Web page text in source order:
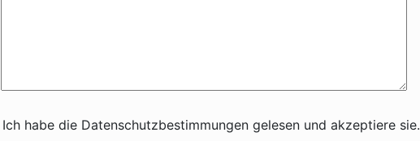
Ich habe die Datenschutzbestimmungen gelesen und akzeptiere sie.